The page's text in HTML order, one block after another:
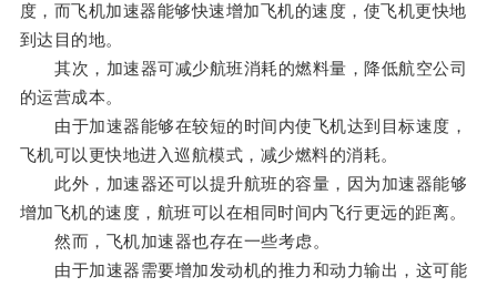
度，而飞机加速器能够快速增加飞机的速度，使飞机更快地
到达目的地。
其次，加速器可减少航班消耗的燃料量，降低航空公司
的运营成本。
由于加速器能够在较短的时间内使飞机达到目标速度，
飞机可以更快地进入巡航模式，减少燃料的消耗。
此外，加速器还可以提升航班的容量，因为加速器能够
增加飞机的速度，航班可以在相同时间内飞行更远的距离。
然而，飞机加速器也存在一些考虑。
由于加速器需要增加发动机的推力和动力输出，这可能